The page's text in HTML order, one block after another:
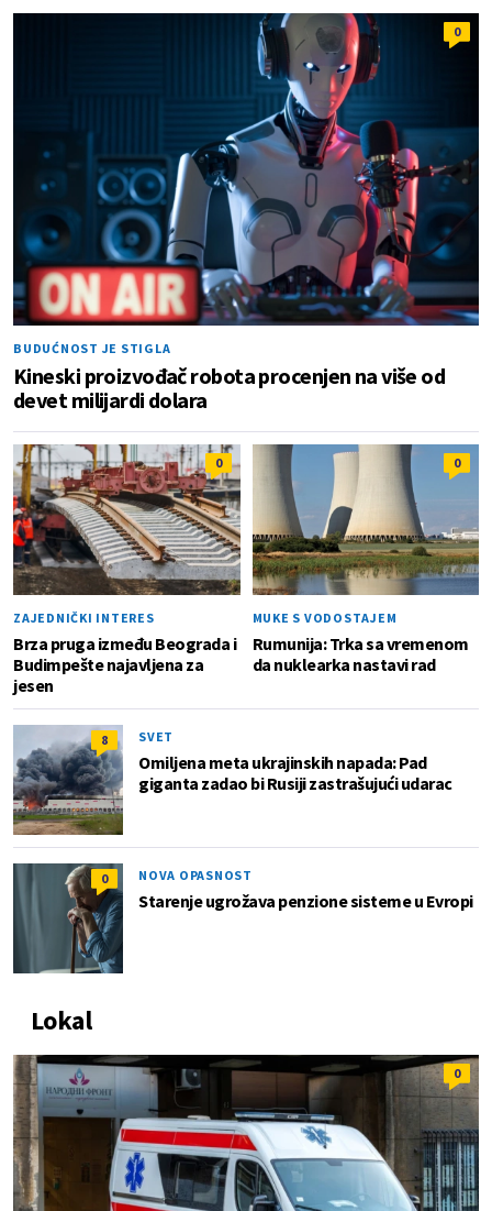
0
BUDUĆNOST JE STIGLA
Kineski proizvođač robota procenjen na više od
devet milijardi dolara
0
ZAJEDNIČKI INTERES
Brza pruga između Beograda i
Budimpešte najavljena za
jesen
0
MUKE S VODOSTAJEM
Rumunija: Trka sa vremenom
da nuklearka nastavi rad
8 SVET
Omiljena meta ukrajinskih napada: Pad
giganta zadao bi Rusiji zastrašujući udarac
0 NOVA OPASNOST
Starenje ugrožava penzione sisteme u Evropi
Lokal
0